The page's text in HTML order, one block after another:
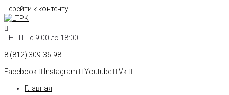
Перейти к контенту
ПН - ПТ с 9:00 до 18:00
8 (812) 309-36-98
Facebook Instagram Youtube Vk
Главная